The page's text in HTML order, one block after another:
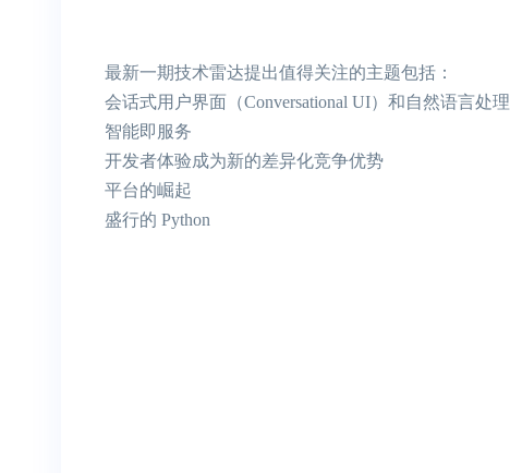
最新一期技术雷达提出值得关注的主题包括：
会话式用户界面（Conversational UI）和自然语言处理
智能即服务
开发者体验成为新的差异化竞争优势
平台的崛起
盛行的 Python